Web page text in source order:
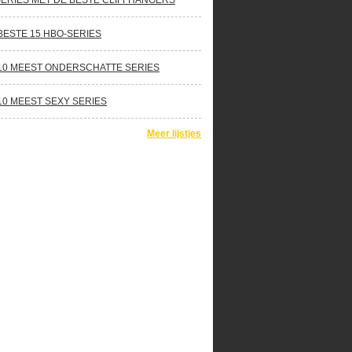
15 HBO-SERIES
MEEST ONDERSCHATTE SERIES
MEEST SEXY SERIES
Meer lijstjes